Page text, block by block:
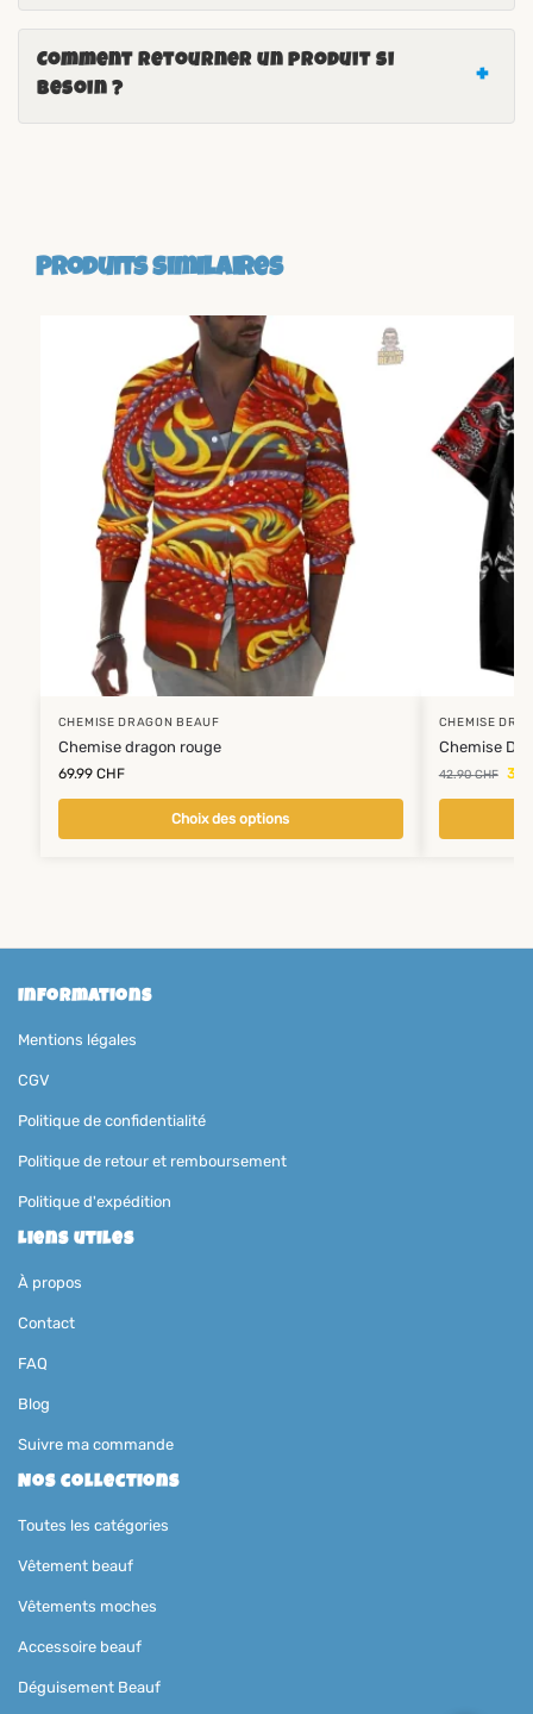
Comment retourner un produit si
besoin ?
Produits similaires
CHEMISE DRAGON BEAUF
Chemise dragon rouge
69.99 CHF
Choix des options
CHEMISE
Chemise
42.90CHF
Informations
Mentions légales
CGV
Politique de confidentialité
Politique de retour et remboursement
Politique d'expédition
Liens utiles
À propos
Contact
FAQ
Blog
Suivre ma commande
Nos collections
Toutes les catégories
Vêtement beauf
Vêtements moches
Accessoire beauf
Déguisement Beauf